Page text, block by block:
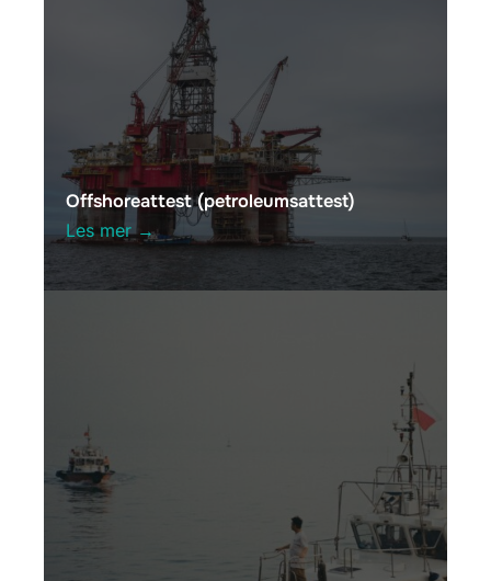
Offshoreattest (petroleumsattest)
Les mer →